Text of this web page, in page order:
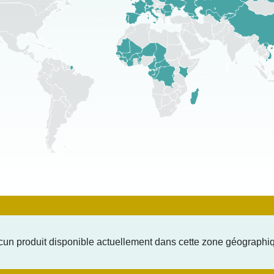
produit disponible actuellement dans cette zone